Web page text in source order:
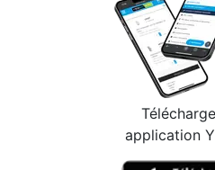
application